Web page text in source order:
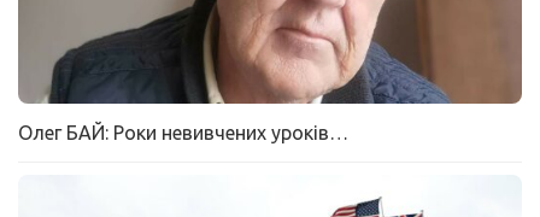
Олег БАЙ: Роки невивчених уроків…